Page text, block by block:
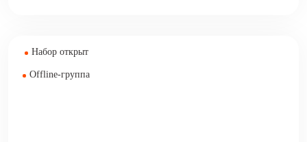
Набор открыт
Offline-группа